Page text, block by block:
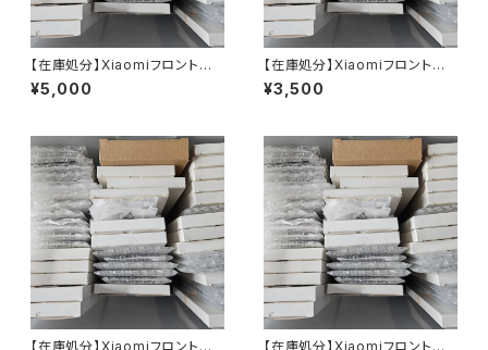
【在庫処分】Xiaomiフロントパ
ネル（5,000円均一）
¥5,000
【在庫処分】Xiaomiフロントパ
ネル（3,500円均一）
¥3,500
【在庫処分】Xiaomiフロントパ
【在庫処分】Xiaomiフロントパ